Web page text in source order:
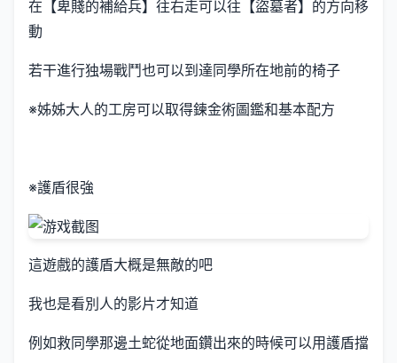
在【卑賤的補給兵】往右走可以往【盜墓者】的方向移
動
若干進行独場戰鬥也可以到達同學所在地前的椅子
※姊姊大人的工房可以取得鍊金術圖鑑和基本配方
※護盾很強
這遊戲的護盾大概是無敵的吧
我也是看別人的影片才知道
例如救同學那邊土蛇從地面鑽出來的時候可以用護盾擋